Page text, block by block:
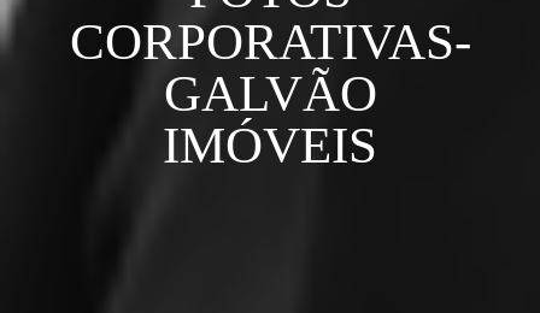
CORPORATIVAS-
GALVÃO
IMÓVEIS